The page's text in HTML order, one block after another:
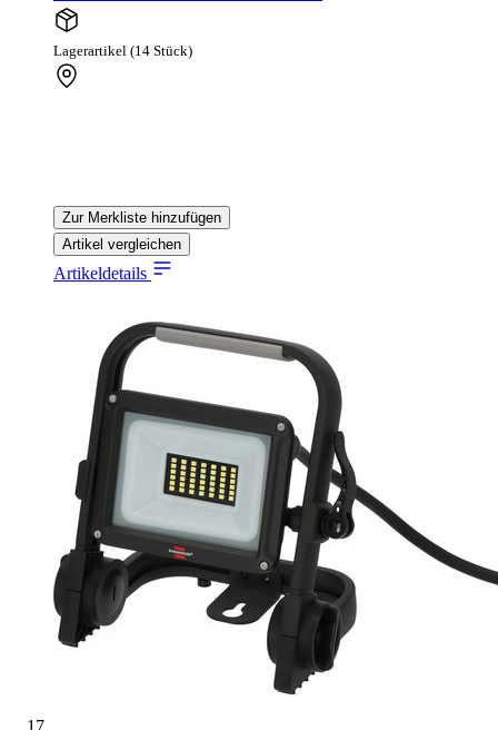
Lagerartikel (14 Stück)
Zur Merkliste hinzufügen
Artikel vergleichen
Artikeldetails